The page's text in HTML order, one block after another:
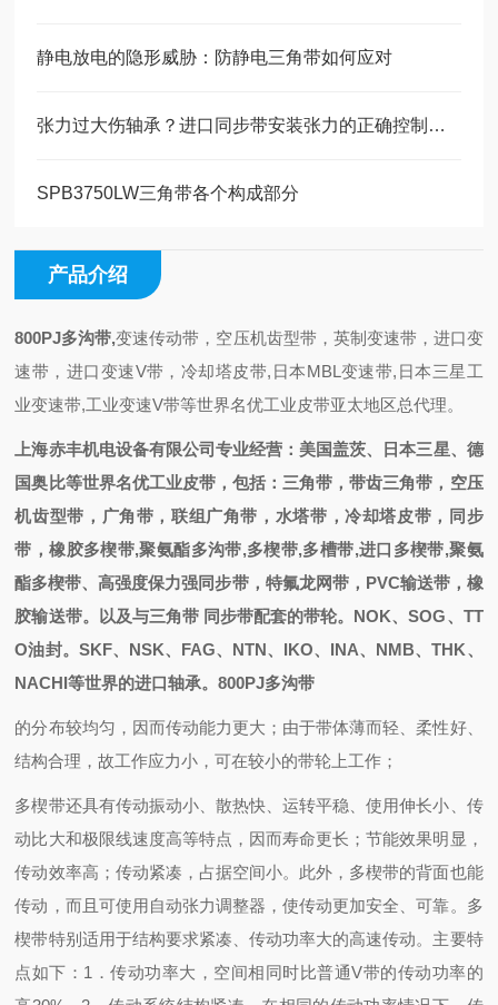
静电放电的隐形威胁：防静电三角带如何应对
张力过大伤轴承？进口同步带安装张力的正确控制方法
SPB3750LW三角带各个构成部分
产品介绍
800PJ多沟带,变速传动带，空压机齿型带，英制变速带，进口变
速带，进口变速V带，冷却塔皮带,日本MBL变速带,日本三星工
业变速带,工业变速V带等世界名优工业皮带亚太地区总代理。
上海赤丰机电设备有限公司专业经营： 美国盖茨、日本三星、德
国奥比等世界名优工业皮带，包括： 三角带，带齿三角带，空压
机齿型带，广角带，联组广角带，水塔带，冷却塔皮带，同步
带，橡胶多楔带,聚氨酯多沟带,多楔带,多槽带,进口多楔带,聚氨
酯多楔带、高强度保力强同步带，特氟龙网带，PVC输送带，橡
胶输送带。以及与三角带 同步带配套的带轮。NOK、SOG、TT
O油封。SKF、NSK、FAG、NTN、IKO、INA、NMB、THK、
NACHI等世界的进口轴承。800PJ多沟带
的分布较均匀，因而传动能力更大；由于带体薄而轻、柔性好、
结构合理，故工作应力小，可在较小的带轮上工作；
多楔带还具有传动振动小、散热快、运转平稳、使用伸长小、传
动比大和极限线速度高等特点，因而寿命更长；节能效果明显，
传动效率高；传动紧凑，占据空间小。此外，多楔带的背面也能
传动，而且可使用自动张力调整器，使传动更加安全、可靠。多
楔带特别适用于结构要求紧凑、传动功率大的高速传动。主要特
点如下：1．传动功率大，空间相同时比普通V带的传动功率的